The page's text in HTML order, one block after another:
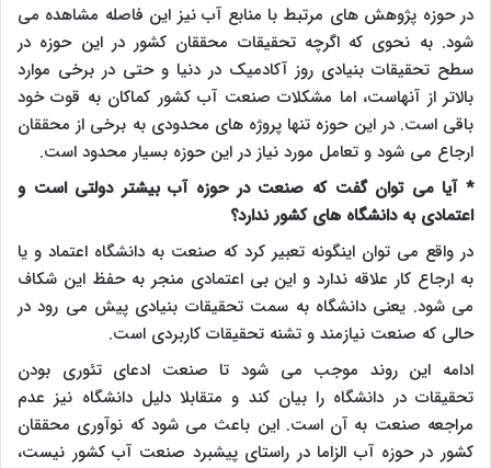
در حوزه پژوهش های مرتبط با منابع آب نیز این فاصله مشاهده می
شود. به نحوی که اگرچه تحقیقات محققان کشور در این حوزه در
سطح تحقیقات بنیادی روز آکادمیک در دنیا و حتی در برخی موارد
بالاتر از آنهاست، اما مشکلات صنعت آب کشور کماکان به قوت خود
باقی است. در این حوزه تنها پروژه های محدودی به برخی از محققان
ارجاع می شود و تعامل مورد نیاز در این حوزه بسیار محدود است.
* آیا می توان گفت که صنعت در حوزه آب بیشتر دولتی است و
اعتمادی به دانشگاه های کشور ندارد؟
در واقع می توان اینگونه تعبیر کرد که صنعت به دانشگاه اعتماد و یا
به ارجاع کار علاقه ندارد و این بی اعتمادی منجر به حفظ این شکاف
می شود. یعنی دانشگاه به سمت تحقیقات بنیادی پیش می رود در
حالی که صنعت نیازمند و تشنه تحقیقات کاربردی است.
ادامه این روند موجب می شود تا صنعت ادعای تئوری بودن
تحقیقات در دانشگاه را بیان کند و متقابلا دلیل دانشگاه نیز عدم
مراجعه صنعت به آن است. این باعث می شود که نوآوری محققان
کشور در حوزه آب الزاما در راستای پیشبرد صنعت آب کشور نیست،